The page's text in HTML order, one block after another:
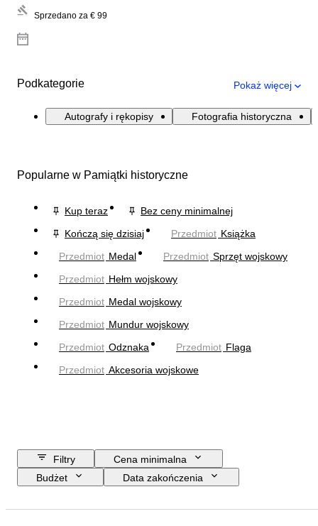
Sprzedano za € 99
Podkategorie Pokaż więcej
Autografy i rękopisy Fotografia historyczna
Popularne w Pamiątki historyczne
Kup teraz
Bez ceny minimalnej
Kończą się dzisiaj
Przedmiot Książka
Przedmiot Medal Przedmiot Sprzęt wojskowy
Przedmiot Hełm wojskowy
Przedmiot Medal wojskowy
Przedmiot Mundur wojskowy
Przedmiot Odznaka Przedmiot Flaga
Przedmiot Akcesoria wojskowe
Filtry
Cena minimalna
Budżet
Data zakończenia